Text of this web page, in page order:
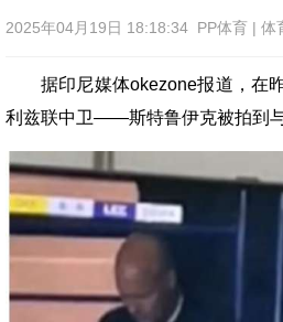
2025年04月19日 18:18:34 PP体育 | 体
据印尼媒体okezone报道，在
利兹联中卫——斯特鲁伊克被拍到与